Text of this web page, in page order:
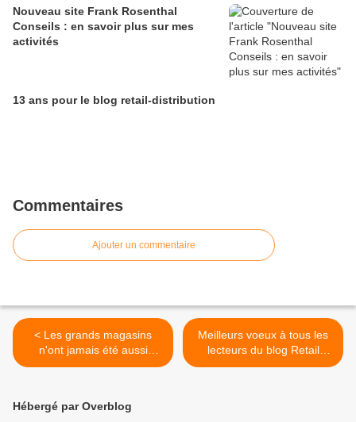
Nouveau site Frank Rosenthal
Conseils : en savoir plus sur mes
activités
13 ans pour le blog retail-distribution
Commentaires
Ajouter un commentaire
< Les grands magasins
n'ont jamais été aussi
modernes (5) Galeries
Meilleurs voeux à tous les
lecteurs du blog Retail
distribution >
Hébergé par Overblog